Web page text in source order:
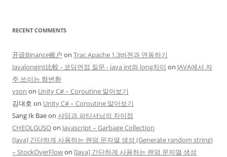
RECENT COMMENTS
开设Binance账户 on Trac Apache 1.3버젼과 연동하기
Javalongint比較 - 코딩면접 질문 - java int와 long차이 on JAVA에서 자
주 쓰이는 형변환
yson on Unity C# – Coroutine 알아보기
김대호 on Unity C# – Coroutine 알아보기
Sang Ik Baeon 샤딩과 파티셔닝의 차이점
CHEOLGUSOon Javascript – Garbage Collection
[Java] 간단하게 사용하는 랜덤 문자열 생성 (Generate random string)
– StockOverFlowon [Java] 간단하게 사용하는 랜덤 문자열 생성